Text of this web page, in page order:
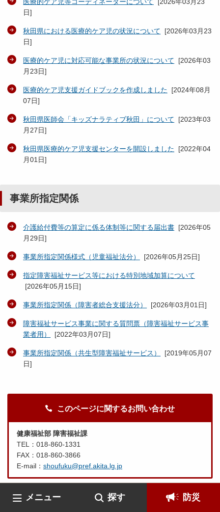
メニュー 探す 防災
日]
秋田県における医療的ケア児の状況について [2026年03月23
日]
医療的ケア児に対応可能な事業所の状況について [2026年03
月23日]
医療的ケア児支援ガイドブックを作成しました [2024年08月
07日]
秋田県医師会「キッズナラティブ秋田」について [2023年03
月27日]
秋田県医療的ケア児支援センターを開設しました [2022年04
月01日]
事業所指定関係
介護給付費等の算定に係る体制等に関する届出書 [2026年05
月29日]
事業所指定関係様式（児童福祉法分） [2026年05月25日]
指定障害福祉サービス等における特別地域加算について
[2026年05月15日]
事業所指定関係（障害者総合支援法分） [2026年03月01日]
障害福祉サービス事業に関する質問票（障害福祉サービス事
業者用）
[2022年03月07日]
事業所指定関係（共生型障害福祉サービス） [2019年05月07
日]
このページに関するお問い合わせ
健康福祉部 障害福祉課
TEL：018-860-1331
FAX：018-860-3866
E-mail： shoufuku@pref.akita.lg.jp
このページの現在位置